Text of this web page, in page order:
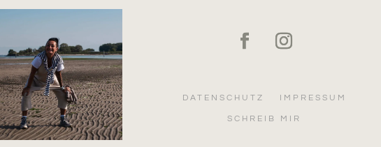
DATENSCHUTZ IMPRESSUM
SCHREIB MIR